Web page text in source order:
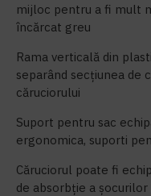
mijloc pentru a fi mult
încărcat greu
Rama verticală din
separând secțiunea de
căruciorului
Suport pentru sac
ergonomica, suporti
Căruciorul poate fi
de absorbție a